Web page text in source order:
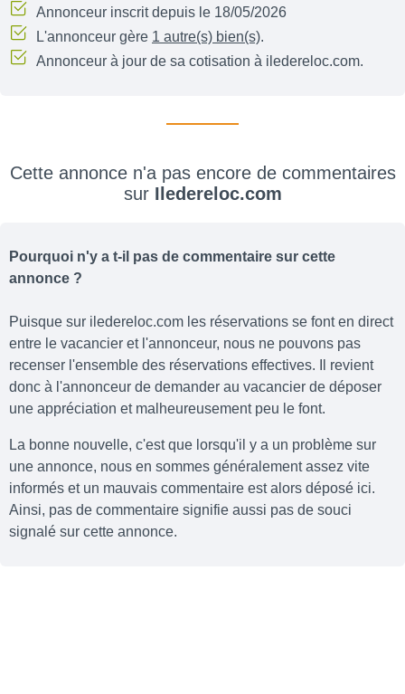
Annonceur inscrit depuis le 18/05/2026
L'annonceur gère 1 autre(s) bien(s).
Annonceur à jour de sa cotisation à iledereloc.com.
Cette annonce n'a pas encore de commentaires
sur Iledereloc.com
Pourquoi n'y a t-il pas de commentaire sur cette
annonce ?
Puisque sur iledereloc.com les réservations se font en direct
entre le vacancier et l'annonceur, nous ne pouvons pas
recenser l'ensemble des réservations effectives. Il revient
donc à l'annonceur de demander au vacancier de déposer
une appréciation et malheureusement peu le font.
La bonne nouvelle, c'est que lorsqu'il y a un problème sur
une annonce, nous en sommes généralement assez vite
informés et un mauvais commentaire est alors déposé ici.
Ainsi, pas de commentaire signifie aussi pas de souci
signalé sur cette annonce.